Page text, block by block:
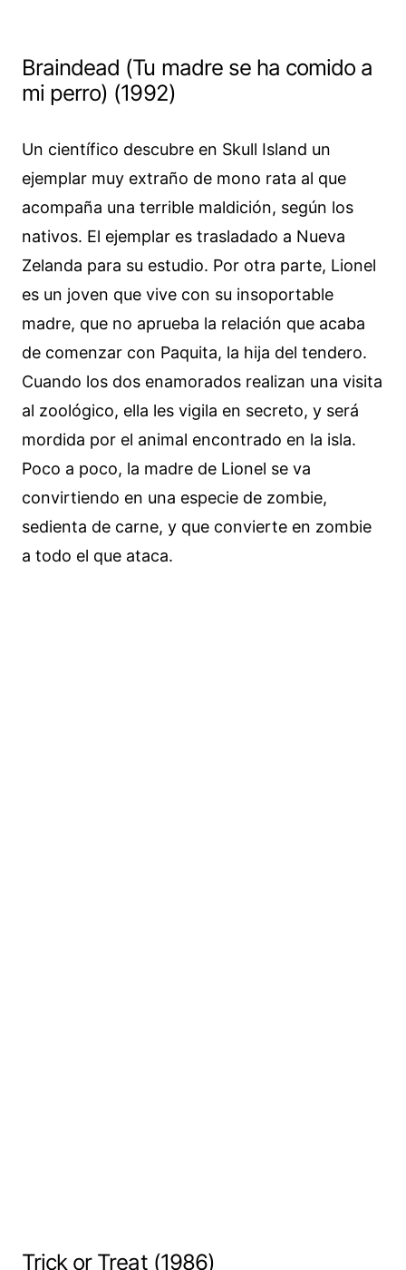
Braindead (Tu madre se ha comido a
mi perro) (1992)
Un científico descubre en Skull Island un
ejemplar muy extraño de mono rata al que
acompaña una terrible maldición, según los
nativos. El ejemplar es trasladado a Nueva
Zelanda para su estudio. Por otra parte, Lionel
es un joven que vive con su insoportable
madre, que no aprueba la relación que acaba
de comenzar con Paquita, la hija del tendero.
Cuando los dos enamorados realizan una visita
al zoológico, ella les vigila en secreto, y será
mordida por el animal encontrado en la isla.
Poco a poco, la madre de Lionel se va
convirtiendo en una especie de zombie,
sedienta de carne, y que convierte en zombie
a todo el que ataca.
Trick or Treat (1986)